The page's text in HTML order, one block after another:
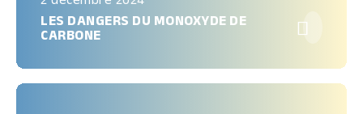
LES DANGERS DU MONOXYDE DE
CARBONE
